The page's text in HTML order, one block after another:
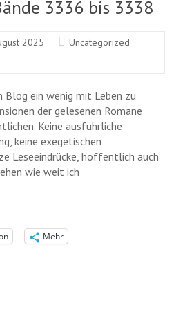
3336 bis 3338
2025
Uncategorized
Blog ein wenig mit Leben zu
der gelesenen Romane
Keine ausführliche
keine exegetischen
Leseeindrücke, hoffentlich auch
wie weit ich
Mehr